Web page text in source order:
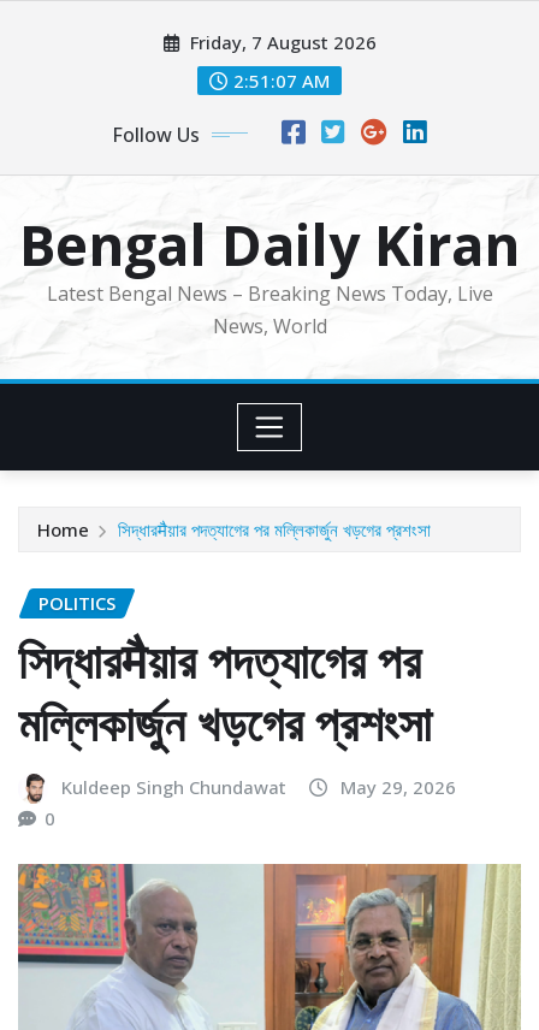
Friday, 7 August 2026
2:51:10 AM
Follow Us
Bengal Daily Kiran
Latest Bengal News – Breaking News Today, Live
News, World
Home সিদ্ধারमैয়ার পদত্যাগের পর মল্লিকার্জুন খড়গের প্রশংসা
POLITICS
সিদ্ধারमैয়ার পদত্যাগের পর
মল্লিকার্জুন খড়গের প্রশংসা
Kuldeep Singh Chundawat
May 29, 2026
0